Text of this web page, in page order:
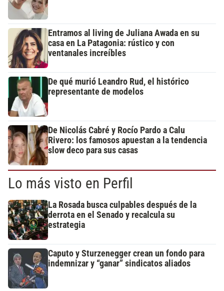
Entramos al living de Juliana Awada en su
casa en La Patagonia: rústico y con
ventanales increíbles
De qué murió Leandro Rud, el histórico
representante de modelos
De Nicolás Cabré y Rocío Pardo a Calu
Rivero: los famosos apuestan a la tendencia
slow deco para sus casas
Lo más visto en Perfil
La Rosada busca culpables después de la
derrota en el Senado y recalcula su
estrategia
Caputo y Sturzenegger crean un fondo para
indemnizar y “ganar” sindicatos aliados